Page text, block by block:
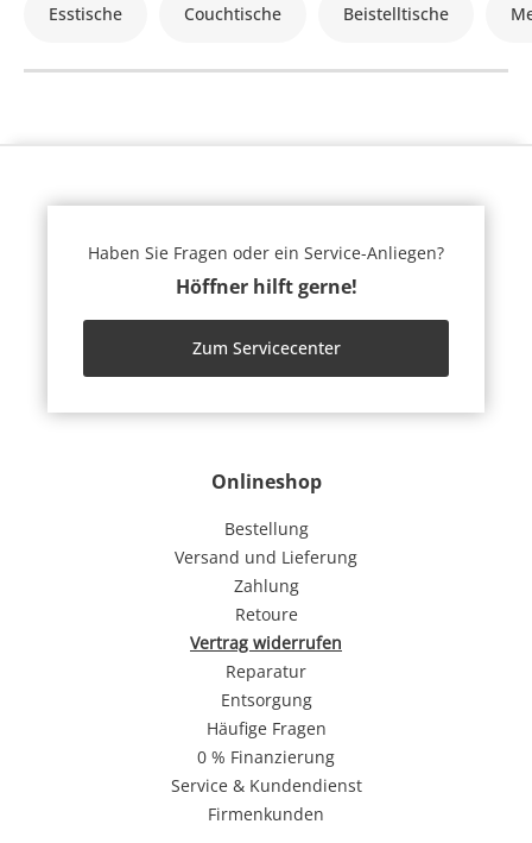
Esstische Couchtische Beistelltische
Onlineshop
Bestellung
Versand und Lieferung
Zahlung
Retoure
Vertrag widerrufen
Reparatur
Entsorgung
Häufige Fragen
0 % Finanzierung
Service & Kundendienst
Firmenkunden
Haben Sie Fragen oder ein Service-Anliegen?
Höffner hilft gerne!
Zum Servicecenter